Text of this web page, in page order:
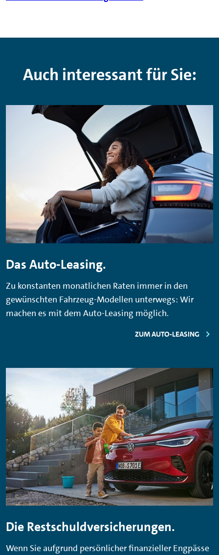
Auch interessant für Sie:
Das Auto-Leasing.
Zu konstanten monatlichen Raten immer in den
gewünschten Fahrzeug-Modellen unterwegs: Wir
machen es mit dem Auto-Leasing möglich.
ZUM AUTO-LEASING
Die Restschuldversicherungen.
Wenn Sie aufgrund persönlicher finanzieller Engpässe